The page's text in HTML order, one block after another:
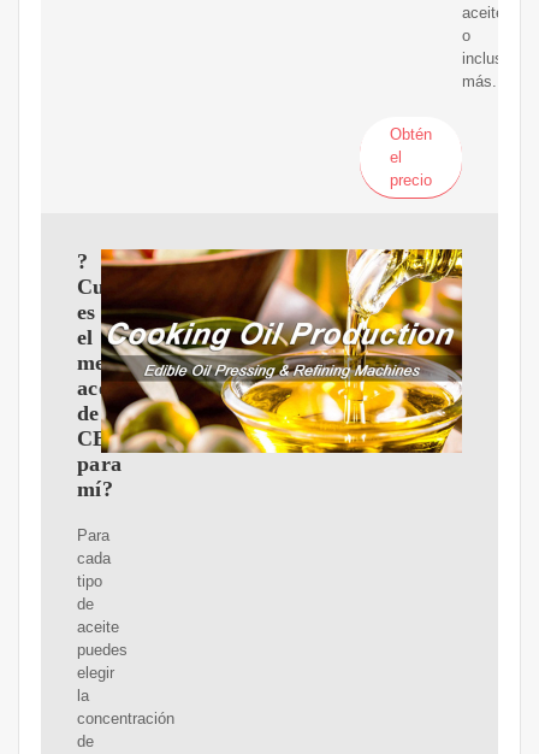
aceite
o
incluso
más.
Obtén
el
precio
?
Cuál
es
el
mejor
aceite
de
CBD
para
mí?
Para
cada
tipo
de
aceite
puedes
elegir
la
concentración
de